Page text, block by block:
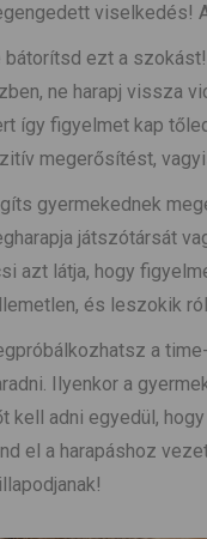
viselkedés!
bátorítsd ezt a
ne harapj vissza
így figyelmet kap
megerősítést,
gyermekednek
játszótársát
azt látja, hogy
és leszokik
a
Ilyenkor a
kell adni egyedül,
el a harapáshoz